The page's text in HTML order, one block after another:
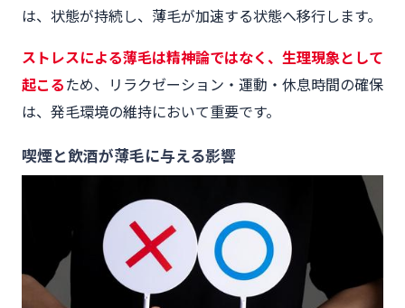
は、状態が持続し、薄毛が加速する状態へ移行します。
ストレスによる薄毛は精神論ではなく、生理現象として
起こるため、リラクゼーション・運動・休息時間の確保
は、発毛環境の維持において重要です。
喫煙と飲酒が薄毛に与える影響